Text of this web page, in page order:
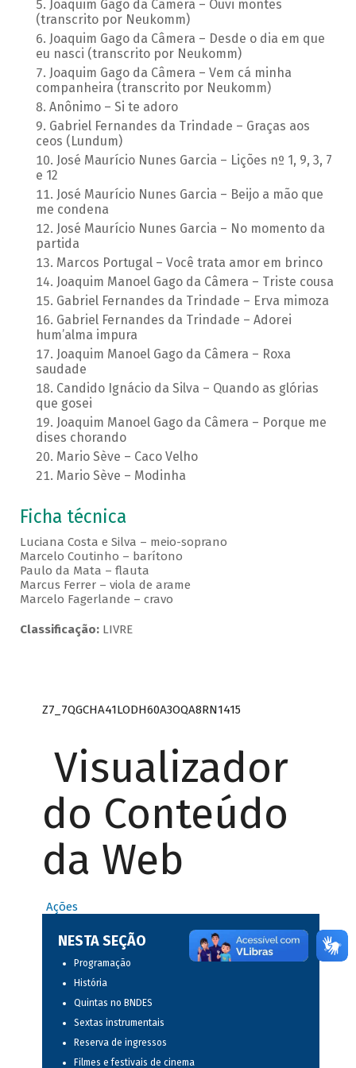
Joaquim Gago da Câmera – Ouvi montes
(transcrito por Neukomm)
Joaquim Gago da Câmera – Desde o dia em que
eu nasci (transcrito por Neukomm)
Joaquim Gago da Câmera – Vem cá minha
companheira (transcrito por Neukomm)
Anônimo – Si te adoro
Gabriel Fernandes da Trindade – Graças aos
ceos (Lundum)
José Maurício Nunes Garcia – Lições nº 1, 9, 3, 7
e 12
José Maurício Nunes Garcia – Beijo a mão que
me condena
José Maurício Nunes Garcia – No momento da
partida
Marcos Portugal – Você trata amor em brinco
Joaquim Manoel Gago da Câmera – Triste cousa
Gabriel Fernandes da Trindade – Erva mimoza
Gabriel Fernandes da Trindade – Adorei
hum’alma impura
Joaquim Manoel Gago da Câmera – Roxa
saudade
Candido Ignácio da Silva – Quando as glórias
que gosei
Joaquim Manoel Gago da Câmera – Porque me
dises chorando
Mario Sève – Caco Velho
Mario Sève – Modinha
Ficha técnica
Luciana Costa e Silva – meio-soprano
Marcelo Coutinho – barítono
Paulo da Mata – flauta
Marcus Ferrer – viola de arame
Marcelo Fagerlande – cravo
Classificação:LIVRE
Z7_7QGCHA41LODH60A3OQA8RN1415
Visualizador
do Conteúdo
da Web
Ações
NESTA SEÇÃO
Programação
História
Quintas no BNDES
Sextas instrumentais
Reserva de ingressos
Filmes e festivais de cinema